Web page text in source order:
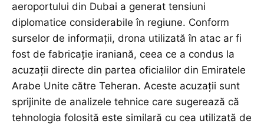
aeroportului din Dubai a generat tensiuni
diplomatice considerabile în regiune. Conform
surselor de informații, drona utilizată în atac ar fi
fost de fabricație iraniană, ceea ce a condus la
acuzații directe din partea oficialilor din Emiratele
Arabe Unite către Teheran. Aceste acuzații sunt
sprijinite de analizele tehnice care sugerează că
tehnologia folosită este similară cu cea utilizată de